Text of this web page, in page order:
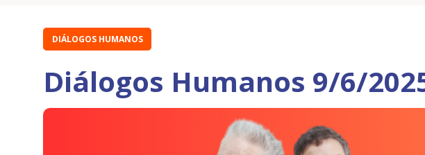
DIÁLOGOS HUMANOS
Diálogos Humanos 9/6/